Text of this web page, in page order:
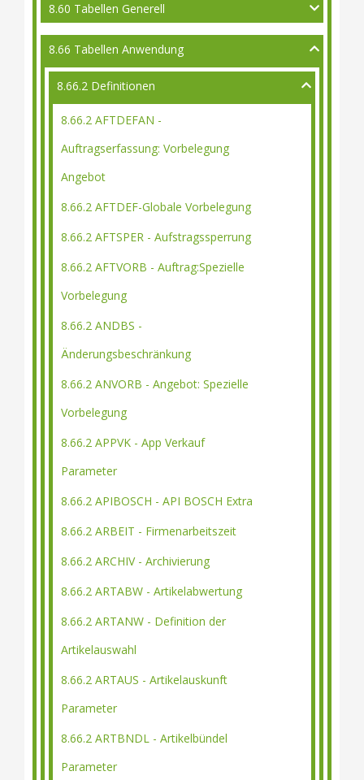
8.60 Tabellen Generell
8.66 Tabellen Anwendung
8.66.2 Definitionen
8.66.2 AFTDEFAN -
Auftragserfassung: Vorbelegung
Angebot
8.66.2 AFTDEF-Globale Vorbelegung
8.66.2 AFTSPER - Aufstragssperrung
8.66.2 AFTVORB - Auftrag:Spezielle
Vorbelegung
8.66.2 ANDBS -
Änderungsbeschränkung
8.66.2 ANVORB - Angebot: Spezielle
Vorbelegung
8.66.2 APPVK - App Verkauf
Parameter
8.66.2 APIBOSCH - API BOSCH Extra
8.66.2 ARBEIT - Firmenarbeitszeit
8.66.2 ARCHIV - Archivierung
8.66.2 ARTABW - Artikelabwertung
8.66.2 ARTANW - Definition der
Artikelauswahl
8.66.2 ARTAUS - Artikelauskunft
Parameter
8.66.2 ARTBNDL - Artikelbündel
Parameter